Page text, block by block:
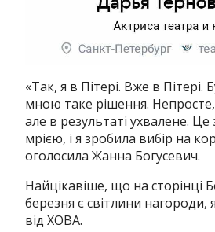
«Так, я в Пітері. Вже в Пітері.
мною таке рішення.
але в результаті ухвалене.
мрією, і я зробила вибір на
оголосила Жанна Богусевич.
Найцікавіше, що на сторінці
березня є світлини нагороди,
від ХОВА.